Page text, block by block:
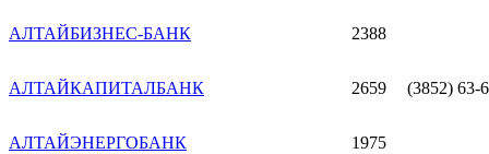
АЛТАЙБИЗНЕС-БАНК 2388
АЛТАЙКАПИТАЛБАНК 2659 (3852) 63-
АЛТАЙЭНЕРГОБАНК 1975